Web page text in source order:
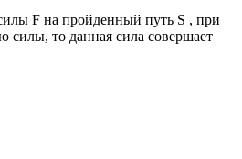
F на пройденный путь S , при
силы, то данная сила совершает